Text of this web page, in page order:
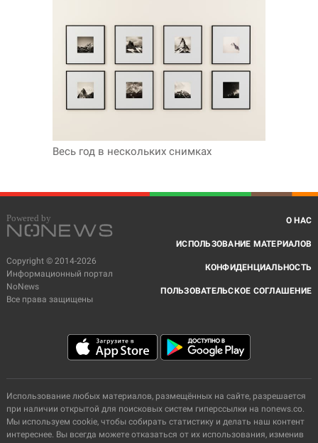
Весь год в нескольких снимках
Copyright © 2014-2026
Информационный портал
NoNews
Все права защищены
О НАС
ИСПОЛЬЗОВАНИЕ МАТЕРИАЛОВ
КОНФИДЕНЦИАЛЬНОСТЬ
ПОЛЬЗОВАТЕЛЬСКОЕ СОГЛАШЕНИЕ
Использование любых материалов, размещённых на сайте, разрешается
при наличии открытой для поисковых систем гиперссылки на nonews.co.
Мы используем cookie, чтобы собирать статистику и делать наш контент
интереснее. Вы всегда можете отказаться от их использования, изменив